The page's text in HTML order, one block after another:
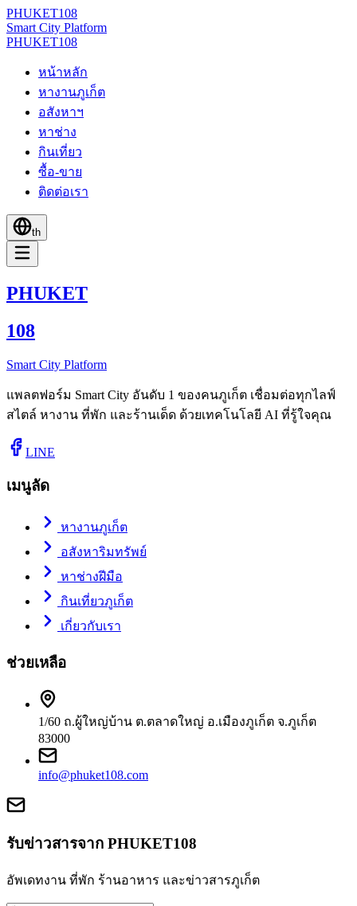
PHUKET108
Smart City Platform
PHUKET108
หน้าหลัก
หางานภูเก็ต
อสังหาฯ
หาช่าง
กินเที่ยว
ซื้อ-ขาย
ติดต่อเรา
th
PHUKET
108
Smart City Platform
แพลตฟอร์ม Smart City อันดับ 1 ของคนภูเก็ต เชื่อมต่อทุกไลฟ์
สไตล์ หางาน ที่พัก และร้านเด็ด ด้วยเทคโนโลยี AI ที่รู้ใจคุณ
LINE
เมนูลัด
หางานภูเก็ต
อสังหาริมทรัพย์
หาช่างฝีมือ
กินเที่ยวภูเก็ต
เกี่ยวกับเรา
ช่วยเหลือ
1/60 ถ.ผู้ใหญ่บ้าน ต.ตลาดใหญ่ อ.เมืองภูเก็ต จ.ภูเก็ต
83000
info@phuket108.com
รับข่าวสารจาก PHUKET108
อัพเดทงาน ที่พัก ร้านอาหาร และข่าวสารภูเก็ต